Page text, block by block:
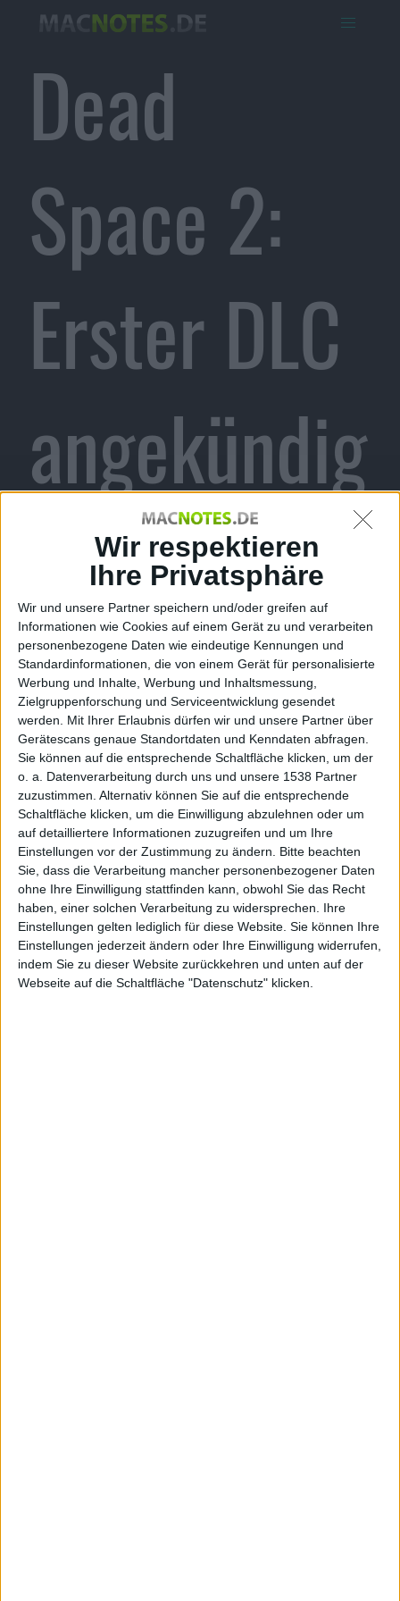
Wir respektieren
Ihre Privatsphäre
Wir und unsere Partner speichern und/oder greifen auf
Informationen wie Cookies auf einem Gerät zu und verarbeiten
personenbezogene Daten wie eindeutige Kennungen und
Standardinformationen, die von einem Gerät für personalisierte
Werbung und Inhalte, Werbung und Inhaltsmessung,
Zielgruppenforschung und Serviceentwicklung gesendet
werden.
Mit Ihrer Erlaubnis dürfen wir und unsere Partner über
Gerätescans genaue Standortdaten und Kenndaten abfragen.
Sie können auf die entsprechende Schaltfläche klicken, um der
o. a. Datenverarbeitung durch uns und unsere 1538 Partner
zuzustimmen. Alternativ können Sie auf die entsprechende
Schaltfläche klicken, um die Einwilligung abzulehnen oder um
auf detailliertere Informationen zuzugreifen und um Ihre
Einstellungen vor der Zustimmung zu ändern.
Bitte beachten
Sie, dass die Verarbeitung mancher personenbezogener Daten
ohne Ihre Einwilligung stattfinden kann, obwohl Sie das Recht
haben, einer solchen Verarbeitung zu widersprechen. Ihre
Einstellungen gelten lediglich für diese Website. Sie können Ihre
Einstellungen jederzeit ändern oder Ihre Einwilligung widerrufen,
indem Sie zu dieser Website zurückkehren und unten auf der
Webseite auf die Schaltfläche "Datenschutz" klicken.
Dead
Space 2:
Erster DLC
angekündig
Redaktion Macnotes, den 1. Februar 2011
Ein erster DLC für Dead Space 2? Das werden sich die
verdutzten deutschen Fans der Reihe jetzt vielleicht
fragen. Schließlich ist die Fortsetzung des
erfolgreichen SciFi-Shooters doch noch gar nicht auf
dem Markt. Aber weil das aus den bekannten Gründen
(Stichwort USK und Appellationsverfahren) nur für
Deutschland gilt, spielt der Rest der Welt schon fleißig
Dead Space 2. Und weil viele deutsche Spieler es
ohnehin leid sind, auf die Gnade der USK zu warten,
gehen sie den Umweg über Österreich oder die
Schweiz, wo sie sich schließlich auch eine
deutschsprachige Version kaufen können.
Aber nicht nur deshalb ist es interessant, was die
Macher aus dem Hause EA heute zu dem ersten
Zusatzinhalt für Dead Space 2 zu sagen haben. Er soll